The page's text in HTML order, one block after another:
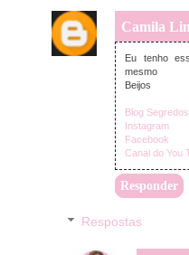
Camila
Eu tenho
mesmo
Beijos
Blog
Instagram
Facebook
Canal do You
Responder
Respostas